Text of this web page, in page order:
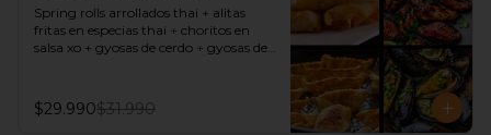
Spring rolls arrollados thai + alitas
fritas en especias thai + choritos en
salsa xo + gyosas de cerdo + gyosas de
$29.990$31.990